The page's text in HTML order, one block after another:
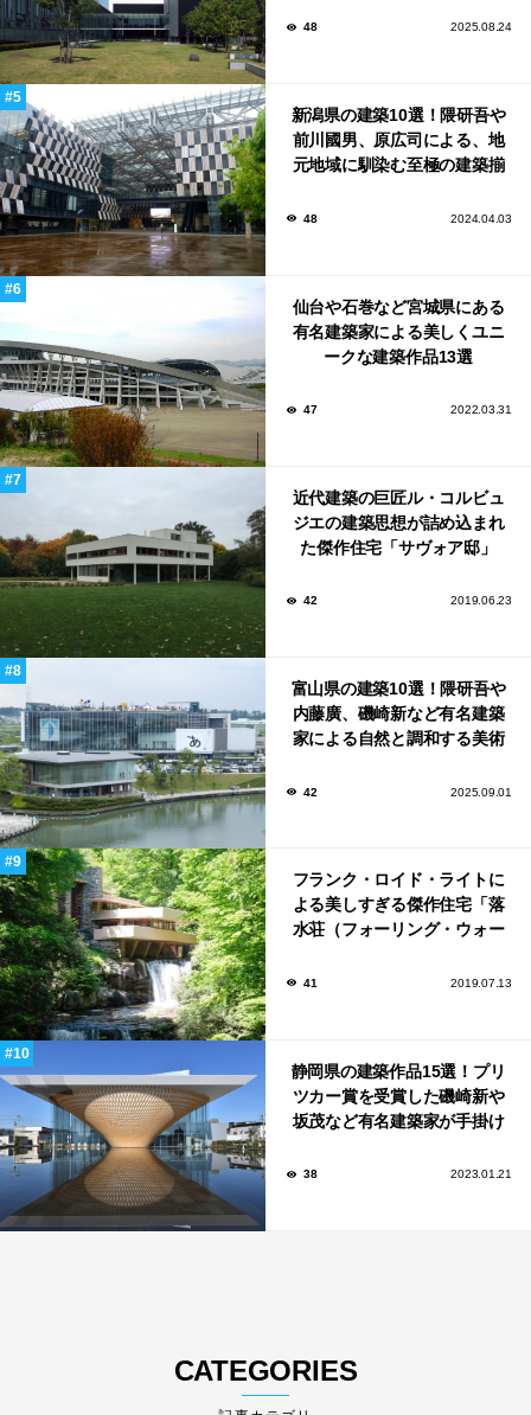
48 2025.08.24
新潟県の建築10選！隈研吾や
前川國男、原広司による、地
元地域に馴染む至極の建築揃
48 2024.04.03
仙台や石巻など宮城県にある
有名建築家による美しくユニ
ークな建築作品13選
47 2022.03.31
近代建築の巨匠ル・コルビュ
ジエの建築思想が詰め込まれ
た傑作住宅「サヴォア邸」
42 2019.06.23
富山県の建築10選！隈研吾や
内藤廣、磯崎新など有名建築
家による自然と調和する美術
42 2025.09.01
フランク・ロイド・ライトに
よる美しすぎる傑作住宅「落
水荘（フォーリング・ウォー
41 2019.07.13
静岡県の建築作品15選！プリ
ツカー賞を受賞した磯崎新や
坂茂など有名建築家が手掛け
38 2023.01.21
CATEGORIES